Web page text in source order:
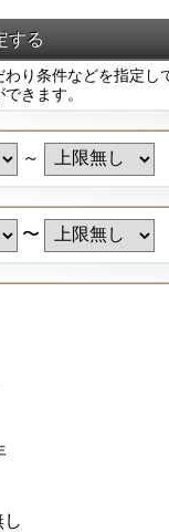
り条件などを指定し
きます。
～
〜